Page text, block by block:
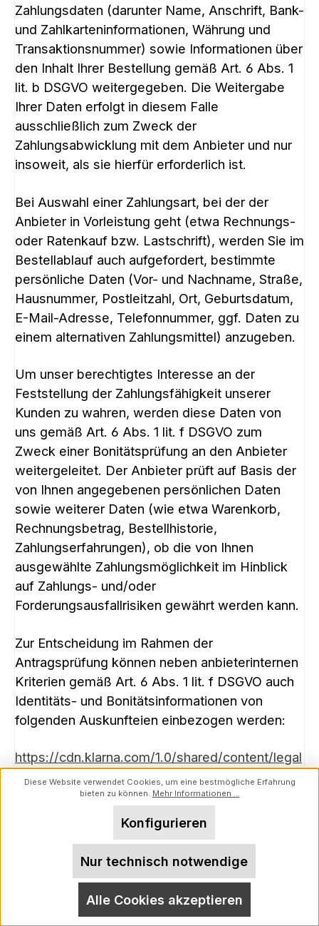
Zahlungsdaten (darunter Name, Anschrift, Bank-
und Zahlkarteninformationen, Währung und
Transaktionsnummer) sowie Informationen über
den Inhalt Ihrer Bestellung gemäß Art. 6 Abs. 1
lit. b DSGVO weitergegeben. Die Weitergabe
Ihrer Daten erfolgt in diesem Falle
ausschließlich zum Zweck der
Zahlungsabwicklung mit dem Anbieter und nur
insoweit, als sie hierfür erforderlich ist.
Bei Auswahl einer Zahlungsart, bei der der
Anbieter in Vorleistung geht (etwa Rechnungs-
oder Ratenkauf bzw. Lastschrift), werden Sie im
Bestellablauf auch aufgefordert, bestimmte
persönliche Daten (Vor- und Nachname, Straße,
Hausnummer, Postleitzahl, Ort, Geburtsdatum,
E-Mail-Adresse, Telefonnummer, ggf. Daten zu
einem alternativen Zahlungsmittel) anzugeben.
Um unser berechtigtes Interesse an der
Feststellung der Zahlungsfähigkeit unserer
Kunden zu wahren, werden diese Daten von
uns gemäß Art. 6 Abs. 1 lit. f DSGVO zum
Zweck einer Bonitätsprüfung an den Anbieter
weitergeleitet. Der Anbieter prüft auf Basis der
von Ihnen angegebenen persönlichen Daten
sowie weiterer Daten (wie etwa Warenkorb,
Rechnungsbetrag, Bestellhistorie,
Zahlungserfahrungen), ob die von Ihnen
ausgewählte Zahlungsmöglichkeit im Hinblick
auf Zahlungs- und/oder
Forderungsausfallrisiken gewährt werden kann.
Zur Entscheidung im Rahmen der
Antragsprüfung können neben anbieterinternen
Kriterien gemäß Art. 6 Abs. 1 lit. f DSGVO auch
Identitäts- und Bonitätsinformationen von
folgenden Auskunfteien einbezogen werden:
https://cdn.klarna.com/1.0/shared/content/legal
/terms/0/de_de/credit_rating_agencies
Die Bonitätsauskunft kann
Wahrscheinlichkeitswerte enthalten (sog.
Score-Werte). Soweit Score-Werte in das
Ergebnis der Bonitätsauskunft einfließen, haben
sie ihre Grundlage in einem wissenschaftlich
anerkannten mathematisch-statistischen
Diese Website verwendet Cookies, um eine bestmögliche Erfahrung
bieten zu können. Mehr Informationen ...
Nur technisch notwendige
Konfigurieren
Alle Cookies akzeptieren